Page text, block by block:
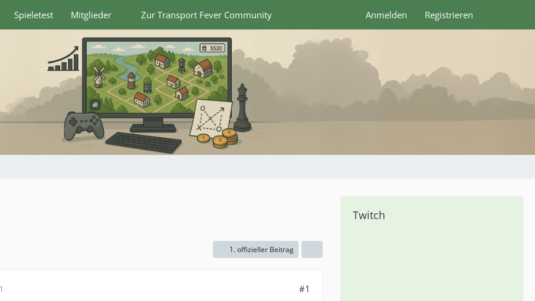
Spieletest Mitglieder Zur Transport Fever Community Anmelden Registrieren
1. offizieller Beitrag
#1
Twitch